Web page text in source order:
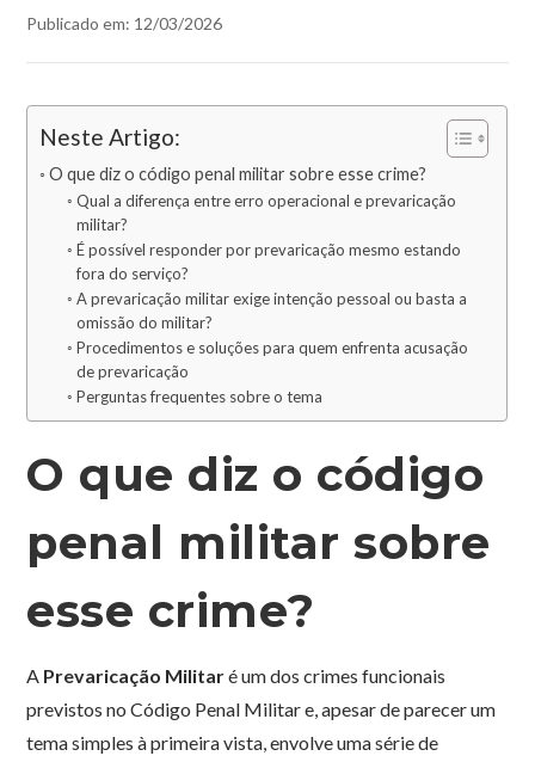
Publicado em: 12/03/2026
Neste Artigo:
O que diz o código penal militar sobre esse crime?
Qual a diferença entre erro operacional e prevaricação
militar?
É possível responder por prevaricação mesmo estando
fora do serviço?
A prevaricação militar exige intenção pessoal ou basta a
omissão do militar?
Procedimentos e soluções para quem enfrenta acusação
de prevaricação
Perguntas frequentes sobre o tema
O que diz o código
penal militar sobre
esse crime?
A Prevaricação Militaré um dos crimes funcionais
previstos no Código Penal Militar e, apesar de parecer um
tema simples à primeira vista, envolve uma série de